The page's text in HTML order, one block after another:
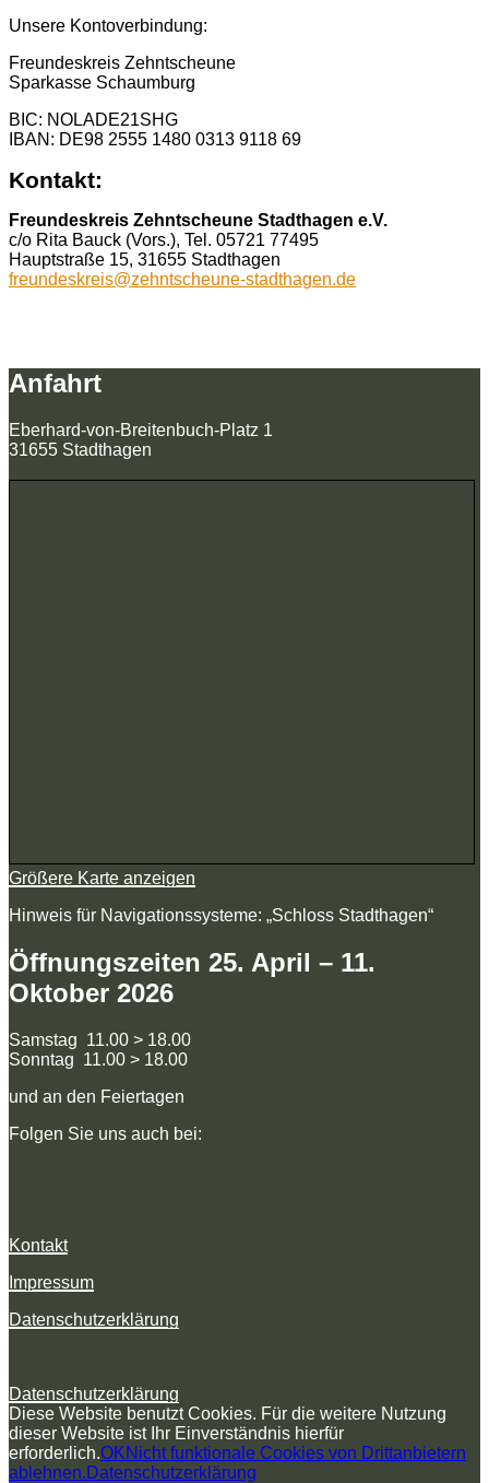
Unsere Kontoverbindung:
Freundeskreis Zehntscheune
Sparkasse Schaumburg
BIC: NOLADE21SHG
IBAN: DE98 2555 1480 0313 9118 69
Kontakt:
Freundeskreis Zehntscheune Stadthagen e.V.
c/o Rita Bauck (Vors.), Tel. 05721 77495
Hauptstraße 15, 31655 Stadthagen
freundeskreis@zehntscheune-stadthagen.de
Anfahrt
Eberhard-von-Breitenbuch-Platz 1
31655 Stadthagen
Größere Karte anzeigen
Hinweis für Navigationssysteme: „Schloss Stadthagen“
Öffnungszeiten 25. April – 11.
Oktober 2026
Samstag 11.00 > 18.00
Sonntag 11.00 > 18.00
und an den Feiertagen
Folgen Sie uns auch bei:
Kontakt
Impressum
Datenschutzerklärung
Datenschutzerklärung
Diese Website benutzt Cookies. Für die weitere Nutzung
dieser Website ist Ihr Einverständnis hierfür
erforderlich.OKNicht funktionale Cookies von Drittanbietern
ablehnen.Datenschutzerklärung